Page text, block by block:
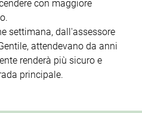
con maggiore
settimana, dall'assessore
attendevano da anni
renderà più sicuro e
principale.